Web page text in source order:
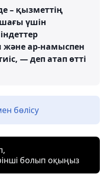
– қызметтің
үшін
және ар-намыспен
— деп атап өтті
бөлісу
болып оқыңыз